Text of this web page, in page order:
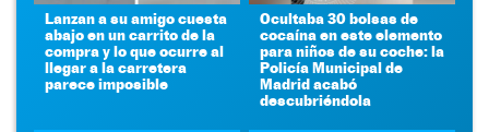
Lanzan a su amigo cuesta
abajo en un carrito de la
compra y lo que ocurre al
llegar a la carretera
parece imposible
Ocultaba 30 bolsas de
cocaína en este elemento
para niños de su coche: la
Policía Municipal de
Madrid acabó
descubriéndola